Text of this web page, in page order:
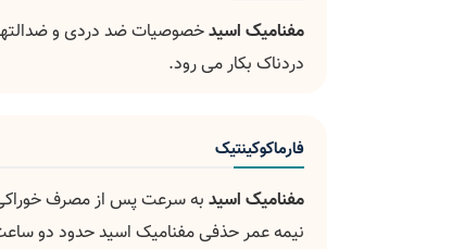
مفنامیک اسیدخصوصیات ضد دردی و
دردناک بکار می رود.
فارماکوکینتیک
مفنامیک اسید به سرعت پس از مصرف خوراکی جذب می